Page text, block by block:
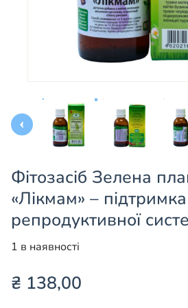
Фітозасіб Зелена
«Лікмам» –
репродуктивної
1 в наявності
₴ 138,00